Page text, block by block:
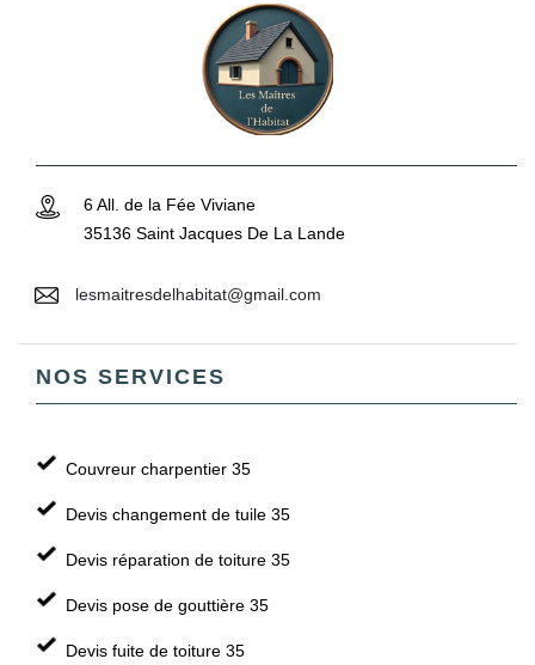
6 All. de la Fée Viviane
35136 Saint Jacques De La Lande
lesmaitresdelhabitat@gmail.com
NOS SERVICES
Couvreur charpentier 35
Devis changement de tuile 35
Devis réparation de toiture 35
Devis pose de gouttière 35
Devis fuite de toiture 35